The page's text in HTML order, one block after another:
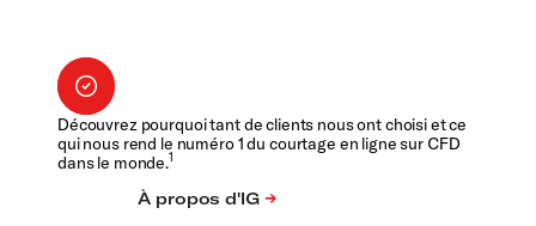
Découvrez pourquoi tant de clients nous ont choisi et ce
qui nous rend le numéro 1 du courtage en ligne sur CFD
dans le monde.1